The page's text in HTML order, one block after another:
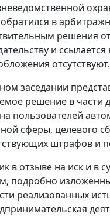
в
решения
и
отсутствуют.
заседании
решение в части
пользователей
сферы, целевого
штрафов и
в отзыве на иск и в
подробно
реализованных